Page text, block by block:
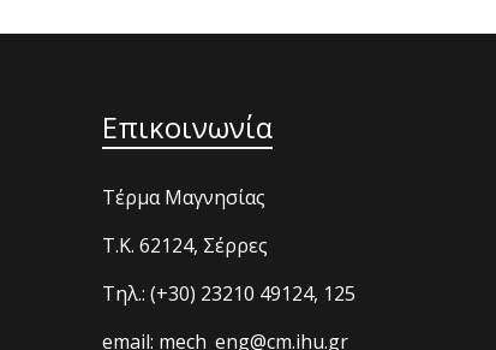
Επικοινωνία
Τέρμα Μαγνησίας
T.K. 62124, Σέρρες
Τηλ.: (+30) 23210 49124, 125
email: mech_eng@cm.ihu.gr